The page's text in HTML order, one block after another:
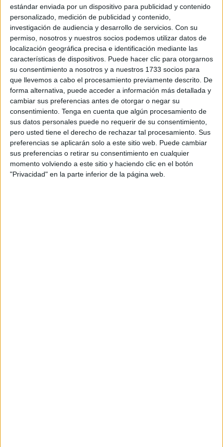
estándar enviada por un dispositivo para publicidad y contenido
personalizado, medición de publicidad y contenido,
investigación de audiencia y desarrollo de servicios. Con su
permiso, nosotros y nuestros socios podemos utilizar datos de
localización geográfica precisa e identificación mediante las
características de dispositivos. Puede hacer clic para otorgarnos
su consentimiento a nosotros y a nuestros 1733 socios para
que llevemos a cabo el procesamiento previamente descrito. De
forma alternativa, puede acceder a información más detallada y
cambiar sus preferencias antes de otorgar o negar su
consentimiento. Tenga en cuenta que algún procesamiento de
sus datos personales puede no requerir de su consentimiento,
pero usted tiene el derecho de rechazar tal procesamiento. Sus
preferencias se aplicarán solo a este sitio web. Puede cambiar
sus preferencias o retirar su consentimiento en cualquier
momento volviendo a este sitio y haciendo clic en el botón
"Privacidad" en la parte inferior de la página web.
trámite de exposición pública de la revisión del PGOU la
declaración de las baterías de costas como Bienes de
Interés Cultural “sin que nuestra propuesta fuera tenida en
cuenta”, recuerda en declaraciones aEl Faro de Ceuta, el
presidente de la asociación, José Manuel Pérez Rivera.
“La batería de Valdeaguas ha tenido el triste destino de
muchos elementos fortificados de Ceuta. Una vez que
dejaron de ser útiles para la defensa de la ciudad cayeron
en el olvido”, completa. De ese olvido se han aprovechado
aquellos que los están empleando como vivienda pero que
además alteran esa edificación construyendo en la misma.
“Una parte importante de los restos de murallas, baterías y
garitones construidos entre finales del siglo XVII y el siglo